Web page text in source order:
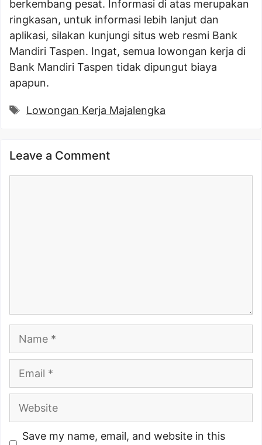
berkembang pesat. Informasi di atas merupakan
ringkasan, untuk informasi lebih lanjut dan
aplikasi, silakan kunjungi situs web resmi Bank
Mandiri Taspen. Ingat, semua lowongan kerja di
Bank Mandiri Taspen tidak dipungut biaya
apapun.
Tags
Lowongan Kerja Majalengka
Leave a Comment
Website
Save my name, email, and website in this